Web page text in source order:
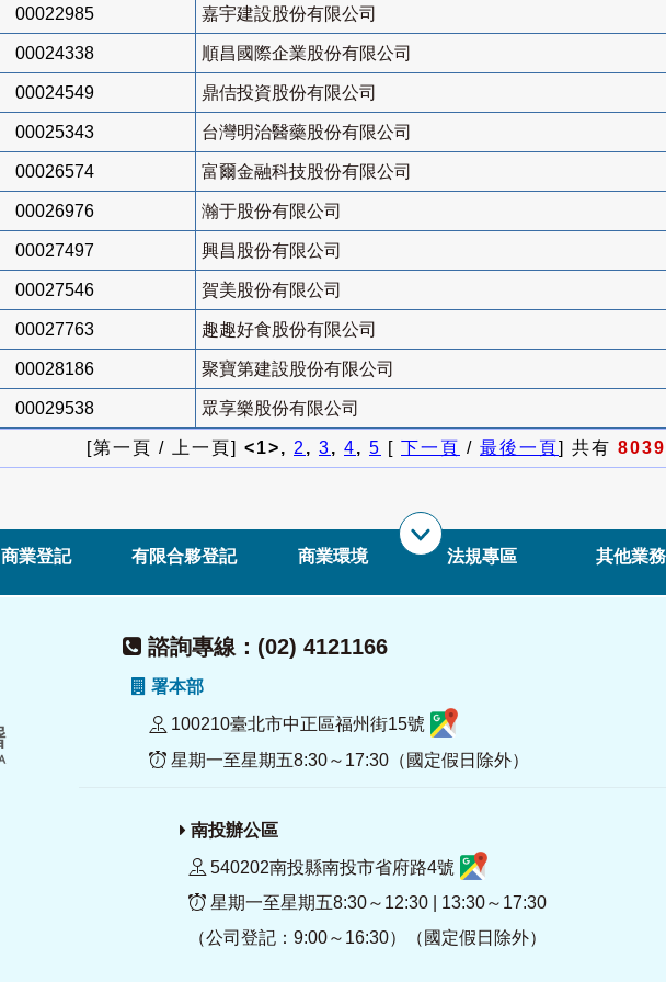
00022985 嘉宇建設股份有限公司
00024338 順昌國際企業股份有限公司
00024549 鼎佶投資股份有限公司
00025343 台灣明治醫藥股份有限公司
00026574 富爾金融科技股份有限公司
00026976 瀚于股份有限公司
00027497 興昌股份有限公司
00027546 賀美股份有限公司
00027763 趣趣好食股份有限公司
00028186 聚寶第建設股份有限公司
00029538 眾享樂股份有限公司
[第一頁 / 上一頁] <1>, 2, 3, 4, 5 [ 下一頁 / 最後一頁] 共有 8039
商業登記 有限合夥登記 商業環境 法規專區 其他業務
諮詢專線：(02) 4121166
署本部
100210臺北市中正區福州街15號
星期一至星期五8:30～17:30（國定假日除外）
南投辦公區
540202南投縣南投市省府路4號
星期一至星期五8:30～12:30 | 13:30～17:30
（公司登記：9:00～16:30）（國定假日除外）